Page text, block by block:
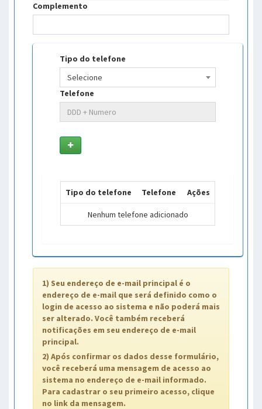
Complemento
Tipo do telefone
Selecione
Telefone
Tipo do telefone Telefone Ações
Nenhum telefone adicionado
1) Seu endereço de e-mail principal é o
endereço de e-mail que será definido como o
login de acesso ao sistema e não poderá mais
ser alterado. Você também receberá
notificações em seu endereço de e-mail
principal.
2) Após confirmar os dados desse formulário,
você receberá uma mensagem de acesso ao
sistema no endereço de e-mail informado.
Para cadastrar o seu primeiro acesso, clique
no link da mensagem.